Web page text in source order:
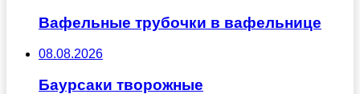
Вафельные трубочки в вафельнице
08.08.2026
Баурсаки творожные